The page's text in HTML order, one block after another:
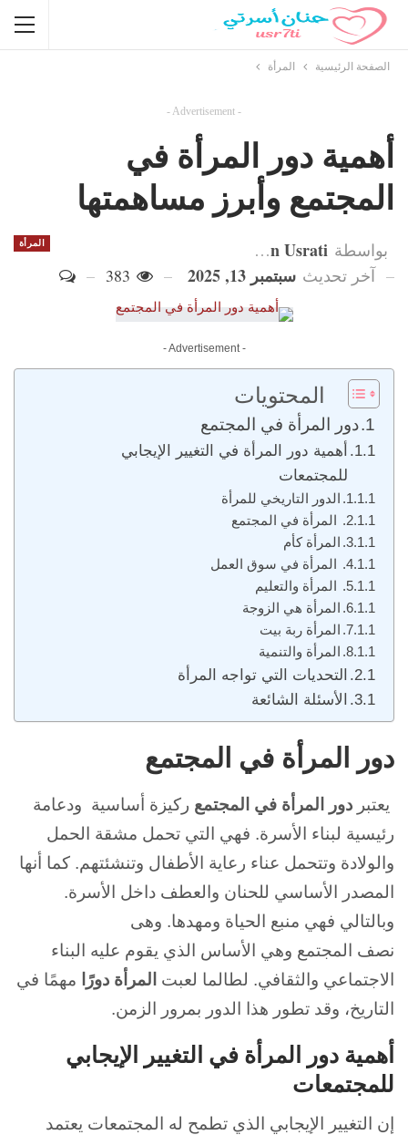
الصفحة الرئيسية المرأة
- Advertisement -
أهمية دور المرأة في
المجتمع وأبرز مساهمتها
المرأة بواسطة Hanan Usrati
آخر تحديث سبتمبر 13, 2025
- Advertisement -
المحتويات
دور المرأة في المجتمع
أهمية دور المرأة في التغيير الإيجابي
للمجتمعات
الدور التاريخي للمرأة
المرأة في المجتمع
المرأة كأم
المرأة في سوق العمل
المرأة والتعليم
المرأة هي الزوجة
المرأة ربة بيت
المرأة والتنمية
التحديات التي تواجه المرأة
الأسئلة الشائعة
دور المرأة في المجتمع
يعتبر دور المرأة في المجتمع ركيزة أساسية ودعامة
رئيسية لبناء الأسرة. فهي التي تحمل مشقة الحمل
والولادة وتتحمل عناء رعاية الأطفال وتنشئتهم. كما أنها
المصدر الأساسي للحنان والعطف داخل الأسرة.
وبالتالي فهي منبع الحياة ومهدها. وهى
نصف المجتمع وهي الأساس الذي يقوم عليه البناء
الاجتماعي والثقافي. لطالما لعبت المرأة دورًا مهمًا في
التاريخ، وقد تطور هذا الدور بمرور الزمن.
أهمية دور المرأة في التغيير الإيجابي
للمجتمعات
إن التغيير الإيجابي الذي تطمح له المجتمعات يعتمد